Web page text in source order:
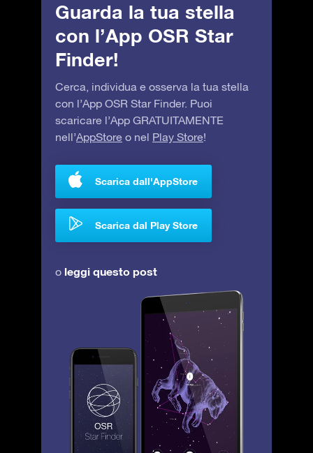
Guarda la tua stella
con l’App OSR Star
Finder!
Cerca, individua e osserva la tua stella
con l’App OSR Star Finder. Puoi
scaricare l’App GRATUITAMENTE
nell’AppStore o nel Play Store!
Scarica dall'AppStore
Scarica dal Play Store
o leggi questo post